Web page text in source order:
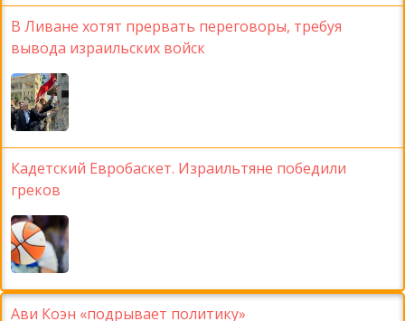
В Ливане хотят прервать переговоры, требуя
вывода израильских войск
Кадетский Евробаскет. Израильтяне победили
греков
Ави Коэн «подрывает политику»